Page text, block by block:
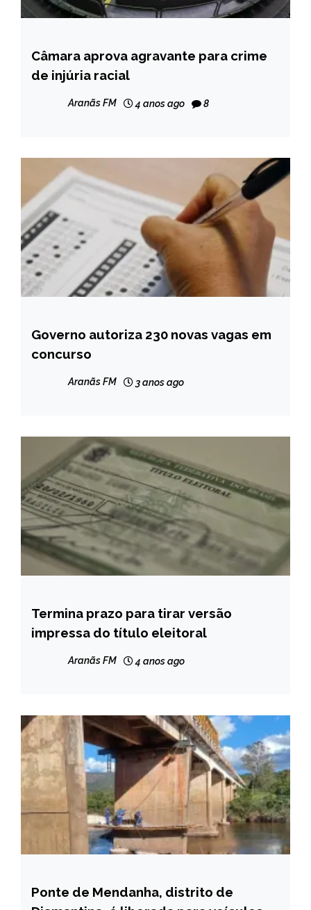
BRASIL
NOTÍCIAS
Câmara aprova agravante para crime
de injúria racial
Aranãs FM 4 anos ago 8
BRASIL
NOTÍCIAS
Governo autoriza 230 novas vagas em
concurso
Aranãs FM 3 anos ago
BRASIL
NOTÍCIAS
Termina prazo para tirar versão
impressa do título eleitoral
Aranãs FM 4 anos ago
CAPELINHA
Ponte de Mendanha, distrito de